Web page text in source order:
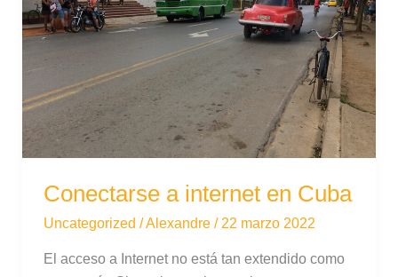
Conectarse a internet en Cuba
Uncategorized /Alexandre / 22 marzo 2022
El acceso a Internet no está tan extendido como